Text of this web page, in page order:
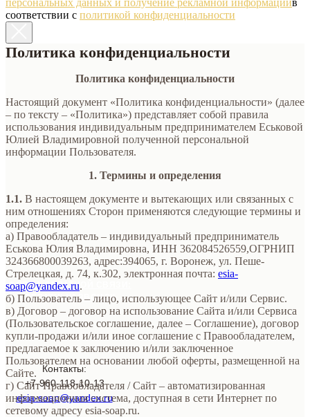
ФОРМА ОБРАТНОЙ СВЯЗИ:
ОБРАТНЫЙ ЗВОНОК
Контакты:
+7-960-118-10-13
esia-soap@yandex.ru
соответствии с политикой конфиденциальности
Политика конфиденциальности
Политика конфиденциальности
Настоящий документ «Политика конфиденциальности» (далее
– по тексту – «Политика») представляет собой правила
использования индивидуальным предпринимателем Еськовой
Юлией Владимировной полученной персональной
информации Пользователя.
1. Термины и определения
1.1. В настоящем документе и вытекающих или связанных с
ним отношениях Сторон применяются следующие термины и
определения:
а) Правообладатель – индивидуальный предприниматель
Еськова Юлия Владимировна, ИНН 362084526559,ОГРНИП
324366800039263, адрес:394065, г. Воронеж, ул. Пеше-
Стрелецкая, д. 74, к.302, электронная почта: esia-
soap@yandex.ru.
б) Пользователь – лицо, использующее Сайт и/или Сервис.
в) Договор – договор на использование Сайта и/или Сервиса
(Пользовательское соглашение, далее – Соглашение), договор
купли-продажи и/или иное соглашение с Правообладателем,
предлагаемое к заключению и/или заключенное
Пользователем на основании любой оферты, размещенной на
Сайте.
г) Сайт Правообладателя / Сайт – автоматизированная
информационная система, доступная в сети Интернет по
сетевому адресу esia-soap.ru.